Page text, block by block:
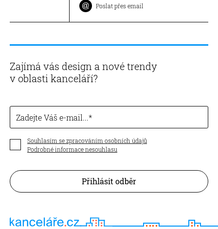
Poslat přes email
Zajímá vás design a nové trendy
v oblasti kanceláří?
Zadejte Váš e-mail...
Souhlasím se zpracováním osobních údajů
Podrobné informace nesouhlasu
Přihlásit odběr